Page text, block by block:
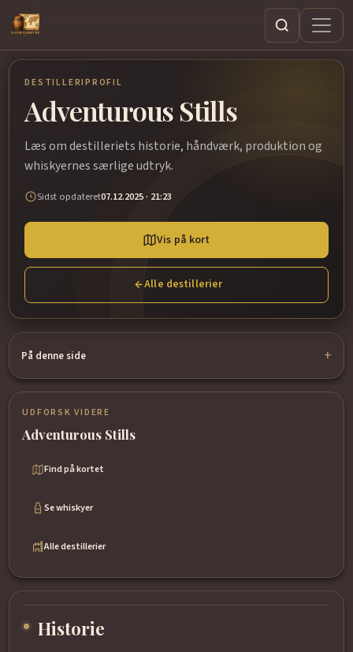
Søg
DESTILLERIPROFIL
Adventurous Stills
Læs om destilleriets historie, håndværk, produktion og
whiskyernes særlige udtryk.
Sidst opdateret07.12.2025 · 21:23
Vis på kort
Alle destillerier
På denne side
UDFORSK VIDERE
Adventurous Stills
Find på kortet
Se whiskyer
Alle destillerier
Historie